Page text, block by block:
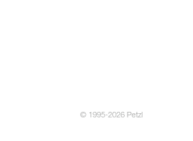
© 1995-2026 Petzl